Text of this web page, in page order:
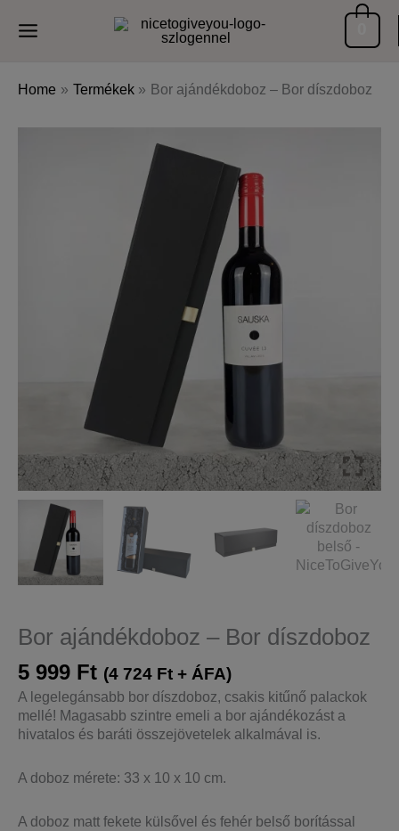
Home Termékek Bor ajándékdoboz – Bor díszdoboz
Bor ajándékdoboz – Bor díszdoboz
5 999 Ft (4 724 Ft + ÁFA)
A legelegánsabb bor díszdoboz, csakis kitűnő palackok
mellé! Magasabb szintre emeli a bor ajándékozást a
hivatalos és baráti összejövetelek alkalmával is.
A doboz mérete: 33 x 10 x 10 cm.
A doboz matt fekete külsővel és fehér belső borítással